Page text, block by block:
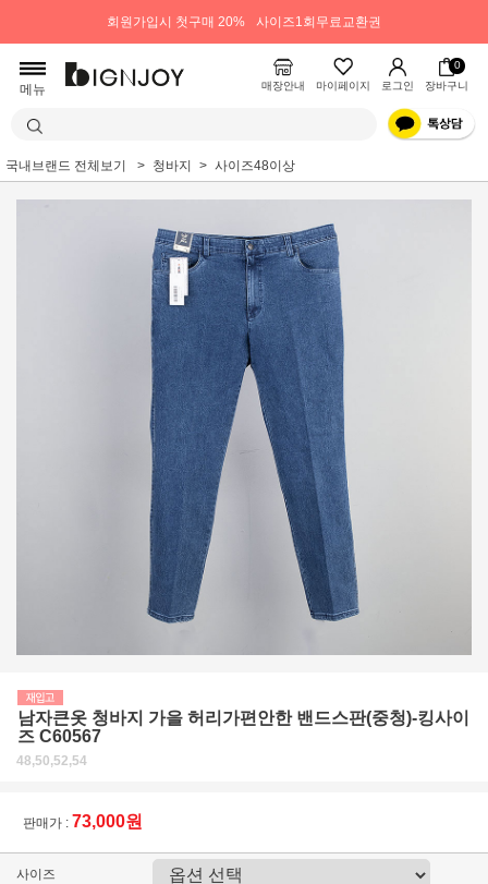
회원가입시 첫구매 20% 사이즈1회무료교환권
메뉴 매장안내 마이페이지 로그인
0
장바구니
국내브랜드 전체보기 청바지 사이즈48이상
남자큰옷 청바지 가을 허리가편안한 밴드스판(중청)-킹사이
즈 C60567
48,50,52,54
판매가 : 73,000원
사이즈